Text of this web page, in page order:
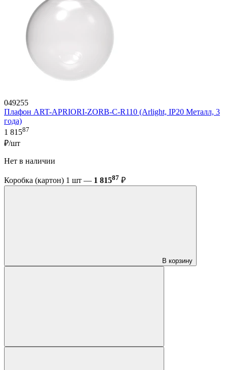
049255
Плафон ART-APRIORI-ZORB-С-R110 (Arlight, IP20 Металл, 3
года)
1 81587
₽/шт
Нет в наличии
Коробка (картон) 1 шт — 1 81587 ₽
В корзину